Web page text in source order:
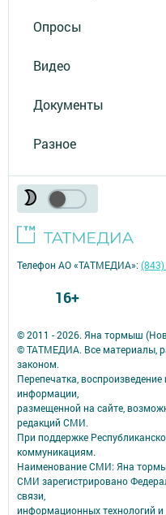
Опросы
Видео
Документы
Разное
© 2011 - 2026. Яна тормыш
© ТАТМЕДИА. Все материалы,
законом.
Перепечатка,
информации,
размещенной на сайте,
редакций СМИ.
При поддержке
коммуникациям.
Наименование СМИ: Яна
СМИ зарегистрировано
связи,
информационных технологий
Телефон АО «ТАТМЕДИА»:
16+